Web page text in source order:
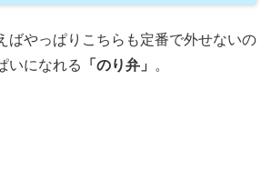
ばやっぱりこちらも定番で外せないの
いになれる
「のり弁」 。